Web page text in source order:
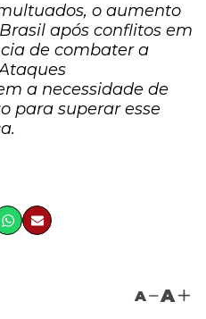
o aumento
após conflitos em
de combater a
a necessidade de
para superar esse
A A